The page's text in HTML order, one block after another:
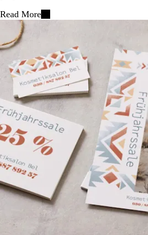
Read More